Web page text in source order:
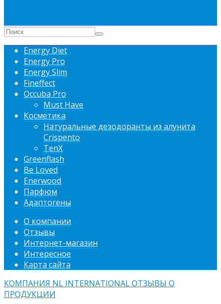
Energy Diet
Energy Pro
Energy Slim
Fineffect
Occuba Pro
Must Have
Косметика
Натуральные дезодоранты из алунита
Crispento
TenX
Greenflash
Be Loved
Enerwood
Парфюм
Адаптогены
О компании
Отзывы
Интернет-магазин
Интересное
Карта сайта
КОМПАНИЯ NL INTERNATIONAL ОТЗЫВЫ О
ПРОДУКЦИИ